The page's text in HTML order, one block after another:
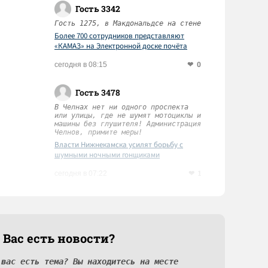
Гость 3342
Гость 1275, в Макдональдсе на стене
Более 700 сотрудников представляют
«КАМАЗ» на Электронной доске почёта
сегодня в 08:15 0
Гость 3478
В Челнах нет ни одного проспекта
или улицы, где не шумят мотоциклы и
машины без глушителя! Администрация
Челнов, примите меры!
Власти Нижнекамска усилят борьбу с
шумными ночными гонщиками
есть новости?
есть тема? Вы находитесь на месте